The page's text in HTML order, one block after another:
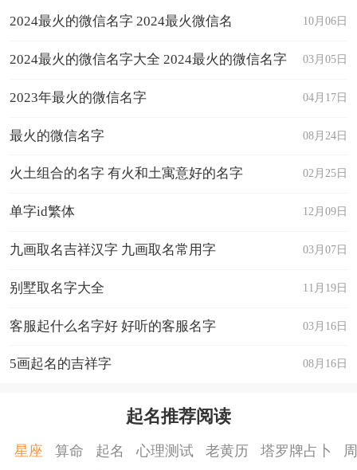
10月06日
2024最火的微信名字 2024最火微信名
03月05日
2024最火的微信名字大全 2024最火的微信名字
04月17日
2023年最火的微信名字
08月24日
最火的微信名字
02月25日
火土组合的名字 有火和土寓意好的名字
12月09日
单字id繁体
03月07日
九画取名吉祥汉字 九画取名常用字
11月19日
别墅取名字大全
03月16日
客服起什么名字好 好听的客服名字
08月16日
5画起名的吉祥字
起名推荐阅读
星座 算命 起名 心理测试 老黄历 塔罗牌占卜